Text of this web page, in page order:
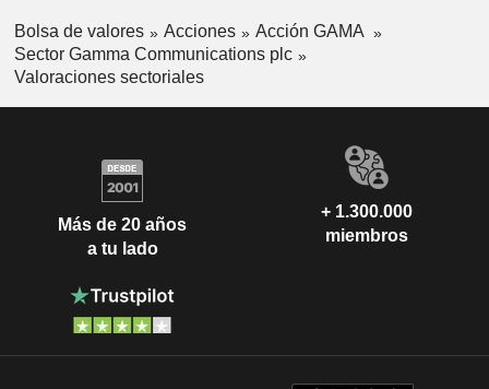
Bolsa de valores Acciones
Acción GAMA
Sector Gamma Communications plc
Valoraciones sectoriales
Más de 20 años
a tu lado
+ 1.300.000
miembros